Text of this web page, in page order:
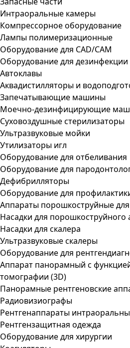
Интраоральные камеры
Компрессорное оборудование
Лампы полимеризационные
Оборудование для CAD/CAM
Оборудование для дезинфекции
Автоклавы
Аквадистилляторы и
Запечатывающие машины
Моечно-дезинфицирующие
Суховоздушные стерилизаторы
Ультразвуковые мойки
Утилизаторы игл
Оборудование для отбеливания
Оборудование для
Дефибрилляторы
Оборудование для
Аппараты порошкоструйные
Насадки для порошкоструйного
Насадки для скалера
Ультразвуковые скалеры
Оборудование для
Аппарат панорамный с
томографии (3D)
Панорамные рентгеновские
Радиовизиографы
Рентгенаппараты
Рентгензащитная одежда
Оборудование для хирургии